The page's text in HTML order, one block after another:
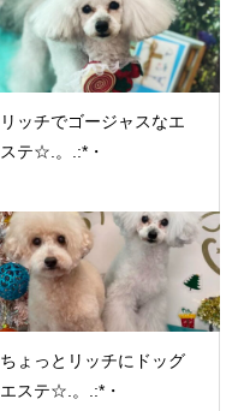
リッチでゴージャスなエ
ステ☆.。.:*・
ちょっとリッチにドッグ
エステ☆.。.:*・